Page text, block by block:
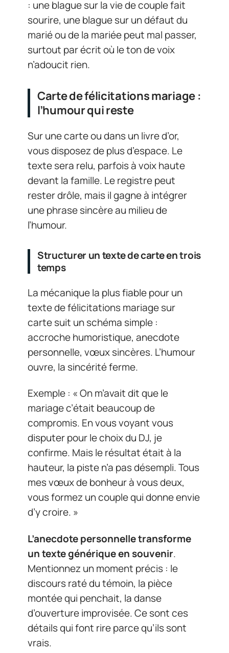
: une blague sur la vie de couple fait
sourire, une blague sur un défaut du
marié ou de la mariée peut mal passer,
surtout par écrit où le ton de voix
n’adoucit rien.
Carte de félicitations mariage :
l’humour qui reste
Sur une carte ou dans un livre d’or,
vous disposez de plus d’espace. Le
texte sera relu, parfois à voix haute
devant la famille. Le registre peut
rester drôle, mais il gagne à intégrer
une phrase sincère au milieu de
l’humour.
Structurer un texte de carte en trois
temps
La mécanique la plus fiable pour un
texte de félicitations mariage sur
carte suit un schéma simple :
accroche humoristique, anecdote
personnelle, vœux sincères. L’humour
ouvre, la sincérité ferme.
Exemple : « On m’avait dit que le
mariage c’était beaucoup de
compromis. En vous voyant vous
disputer pour le choix du DJ, je
confirme. Mais le résultat était à la
hauteur, la piste n’a pas désempli. Tous
mes vœux de bonheur à vous deux,
vous formez un couple qui donne envie
d’y croire. »
L’anecdote personnelle transforme
un texte générique en souvenir.
Mentionnez un moment précis : le
discours raté du témoin, la pièce
montée qui penchait, la danse
d’ouverture improvisée. Ce sont ces
détails qui font rire parce qu’ils sont
vrais.